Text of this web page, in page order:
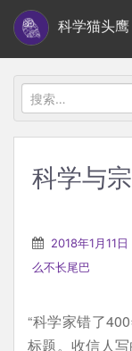
i
科学猫头鹰
搜
索：
科学与
2018年1月11日
么不长尾巴
“科学家错了
标题。收信人